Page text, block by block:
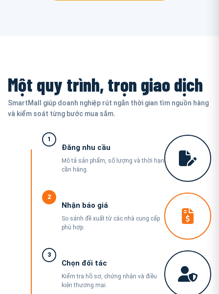
Một quy trình, trọn giao dịch
SmartMall giúp doanh nghiệp rút ngắn thời gian tìm nguồn hàng
và kiểm soát từng bước mua sắm.
1
Đăng nhu cầu
Mô tả sản phẩm, số lượng và thời hạn
cần hàng.
2
Nhận báo giá
So sánh đề xuất từ các nhà cung cấp
phù hợp.
3
Chọn đối tác
Kiểm tra hồ sơ, chứng nhận và điều
kiện thương mại.